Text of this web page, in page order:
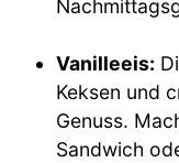
Vanilleeis:
Keksen und
Genuss.
Sandwich